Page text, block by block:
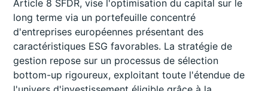
Article 8 SFDR, vise l'optimisation du capital sur le
long terme via un portefeuille concentré
d'entreprises européennes présentant des
caractéristiques ESG favorables. La stratégie de
gestion repose sur un processus de sélection
bottom-up rigoureux, exploitant toute l'étendue de